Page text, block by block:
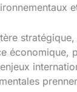
économique,